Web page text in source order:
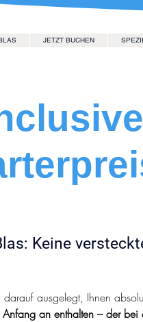
JETZT BUCHEN
Keine
darauf ausgelegt, Ihnen
an enthalten – der bei